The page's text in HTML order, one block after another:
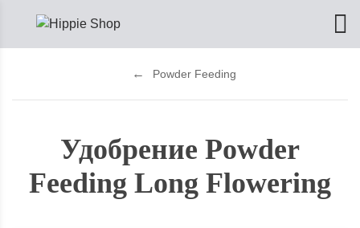
Powder Feeding
Удобрение Powder
Feeding Long Flowering